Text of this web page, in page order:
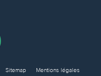
Sitemap
Mentions légales